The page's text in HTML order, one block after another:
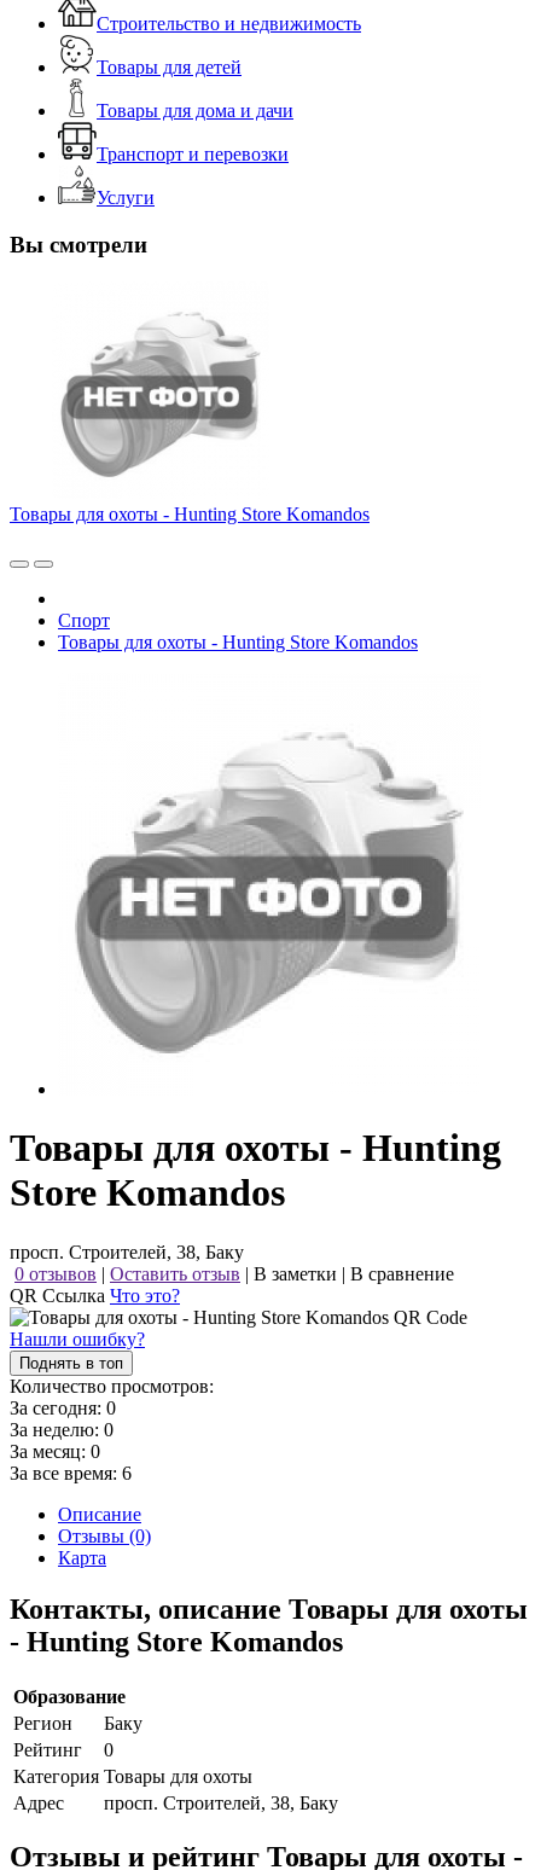
Строительство и недвижимость
Товары для детей
Товары для дома и дачи
Транспорт и перевозки
Услуги
Вы смотрели
Товары для охоты - Hunting Store Komandos
Спорт
Товары для охоты - Hunting Store Komandos
Товары для охоты - Hunting
Store Komandos
просп. Строителей, 38, Баку
0 отзывов | Оставить отзыв | В заметки | В сравнение
QR Ссылка Что это?
Нашли ошибку?
Поднять в топ
Количество просмотров:
За сегодня: 0
За неделю: 0
За месяц: 0
За все время: 6
Описание
Отзывы (0)
Карта
Контакты, описание Товары для охоты
- Hunting Store Komandos
Образование
Регион
Баку
Рейтинг
0
Категория Товары для охоты
Адрес
просп. Строителей, 38, Баку
Отзывы и рейтинг Товары для охоты -